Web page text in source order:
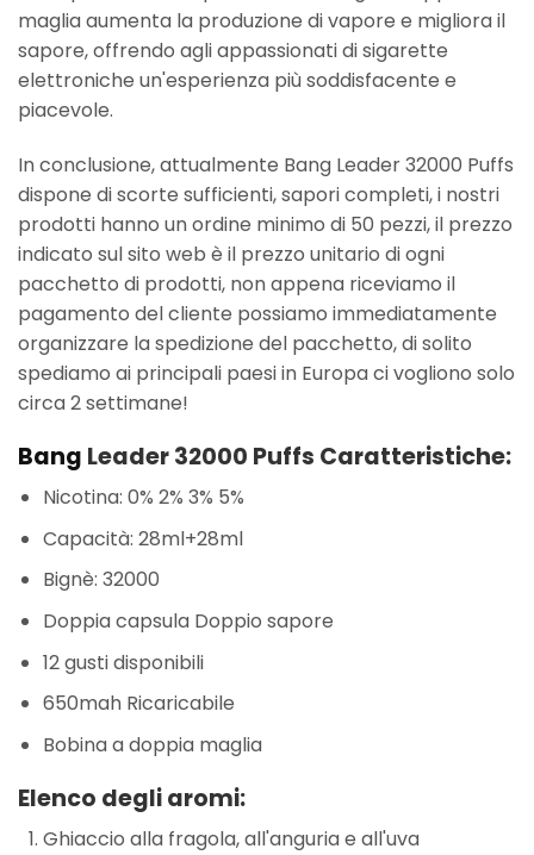
maglia aumenta la produzione di vapore e migliora il
sapore, offrendo agli appassionati di sigarette
elettroniche un'esperienza più soddisfacente e
piacevole.
In conclusione, attualmente Bang Leader 32000 Puffs
dispone di scorte sufficienti, sapori completi, i nostri
prodotti hanno un ordine minimo di 50 pezzi, il prezzo
indicato sul sito web è il prezzo unitario di ogni
pacchetto di prodotti, non appena riceviamo il
pagamento del cliente possiamo immediatamente
organizzare la spedizione del pacchetto, di solito
spediamo ai principali paesi in Europa ci vogliono solo
circa 2 settimane!
Bang Leader 32000 Puffs Caratteristiche:
Nicotina: 0% 2% 3% 5%
Capacità: 28ml+28ml
Bignè: 32000
Doppia capsula Doppio sapore
12 gusti disponibili
650mah Ricaricabile
Bobina a doppia maglia
Elenco degli aromi:
Ghiaccio alla fragola, all'anguria e all'uva